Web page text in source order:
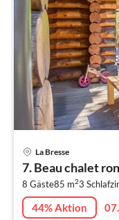
La Bresse
7. Beau chalet
8 Gäste85 m23
44% Aktion